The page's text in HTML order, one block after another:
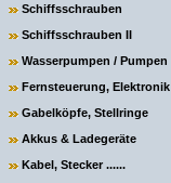
Schiffsschrauben
Schiffsschrauben II
Wasserpumpen / Pumpen
Fernsteuerung, Elektronik
Gabelköpfe, Stellringe
Akkus & Ladegeräte
Kabel, Stecker ......